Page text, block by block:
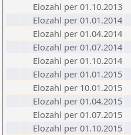
Elozahl per 01.10.2013
Elozahl per 01.01.2014
Elozahl per 01.04.2014
Elozahl per 01.07.2014
Elozahl per 01.10.2014
Elozahl per 01.01.2015
Elozahl per 10.01.2015
Elozahl per 01.04.2015
Elozahl per 01.07.2015
Elozahl per 01.10.2015